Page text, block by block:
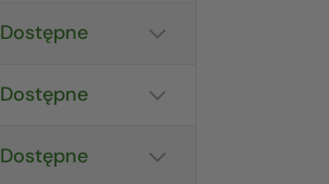
Dostępne Pokaż szczegóły
Dostępne Pokaż szczegóły
Dostępne Pokaż szczegóły